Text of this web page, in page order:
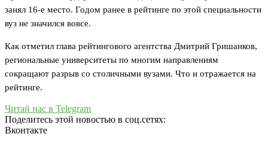
занял 16-е место. Годом ранее в рейтинге по этой специальности
вуз не значился вовсе.
Как отметил глава рейтингового агентства Дмитрий Гришанков,
региональные университеты по многим направлениям
сокращают разрыв со столичными вузами. Что и отражается на
рейтинге.
Читай нас в Telegram
Поделитесь этой новостью в соц.сетях:
Вконтакте